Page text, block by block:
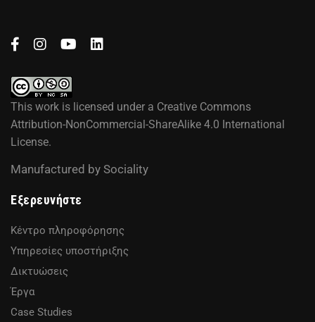
This work is licensed under a Creative Commons
Attribution-NonCommercial-ShareAlike 4.0 International
License.
Manufactured by Sociality
Εξερευνήστε
Κέντρο πληροφόρησης
Υπηρεσίες υποστήριξης
Δικτυώσεις
Έργα
Case Studies